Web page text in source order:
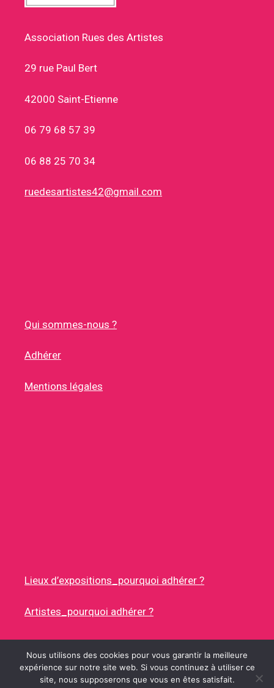
Association Rues des Artistes
29 rue Paul Bert
42000 Saint-Etienne
06 79 68 57 39
06 88 25 70 34
ruedesartistes42@gmail.com
Qui sommes-nous ?
Adhérer
Mentions légales
Lieux d’expositions_pourquoi adhérer ?
Artistes_pourquoi adhérer ?
© 2026 RUES DES ARTISTES• CONSTRUIT AVEC
Nous utilisons des cookies pour vous garantir la meilleure
expérience sur notre site web. Si vous continuez à utiliser ce
site, nous supposerons que vous en êtes satisfait.